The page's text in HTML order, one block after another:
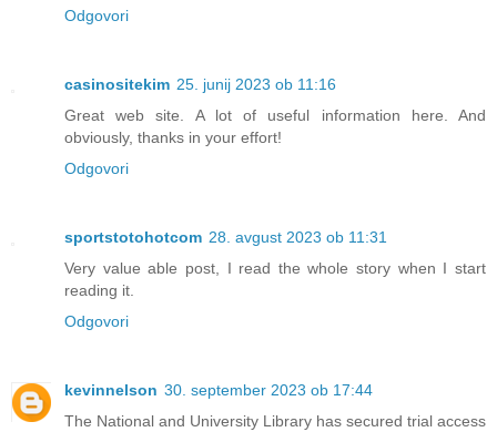
Odgovori
casinositekim 25. junij 2023 ob 11:16
Great web site. A lot of useful information here. And
obviously, thanks in your effort!
Odgovori
sportstotohotcom 28. avgust 2023 ob 11:31
Very value able post, I read the whole story when I start
reading it.
Odgovori
kevinnelson 30. september 2023 ob 17:44
The National and University Library has secured trial access